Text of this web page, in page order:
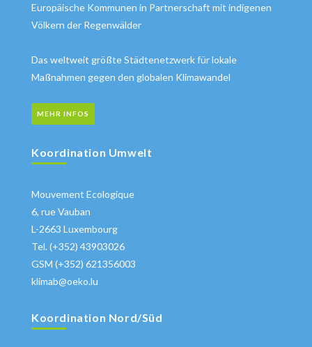
Europäische Kommunen in Partnerschaft mit indigenen
Völkern der Regenwälder
Das weltweit größte Städtenetzwerk für lokale
Maßnahmen gegen den globalen Klimawandel
MEHR INFOS
Koordination Umwelt
Mouvement Ecologique
6, rue Vauban
L-2663 Luxembourg
Tel. (+352) 43903026
GSM (+352) 621356003
klimab@oeko.lu
Koordination Nord/Süd